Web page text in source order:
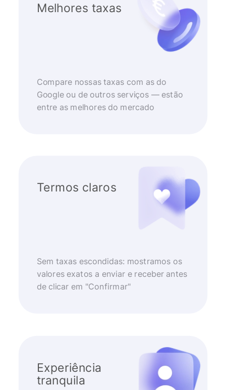
Melhores taxas
Compare nossas taxas com as do
Google ou de outros serviços — estão
entre as melhores do mercado
Termos claros
Sem taxas escondidas: mostramos os
valores exatos a enviar e receber antes
de clicar em "Confirmar"
Experiência
tranquila